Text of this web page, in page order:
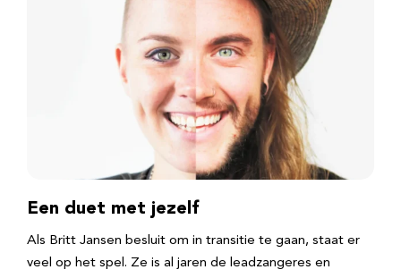
Een duet met jezelf
Als Britt Jansen besluit om in transitie te gaan, staat er
veel op het spel. Ze is al jaren de leadzangeres en